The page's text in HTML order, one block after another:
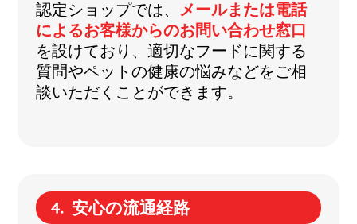
認定ショップでは、
メールまたは電話
によるお客様からのお問い合わせ窓口
を設けており、適切なフードに関する
質問やペットの健康の悩みなどをご相
談いただくことができます。
安心の流通経路